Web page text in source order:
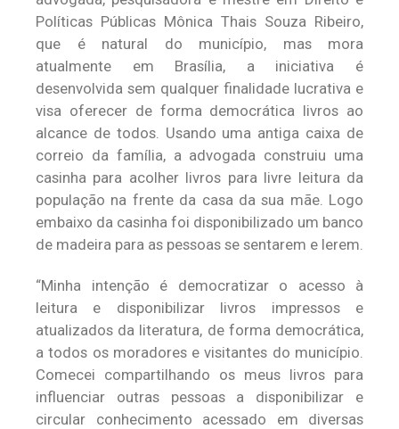
Políticas Públicas Mônica Thais Souza Ribeiro,
que é natural do município, mas mora
atualmente em Brasília, a iniciativa é
desenvolvida sem qualquer finalidade lucrativa e
visa oferecer de forma democrática livros ao
alcance de todos. Usando uma antiga caixa de
correio da família, a advogada construiu uma
casinha para acolher livros para livre leitura da
população na frente da casa da sua mãe. Logo
embaixo da casinha foi disponibilizado um banco
de madeira para as pessoas se sentarem e lerem.
“Minha intenção é democratizar o acesso à
leitura e disponibilizar livros impressos e
atualizados da literatura, de forma democrática,
a todos os moradores e visitantes do município.
Comecei compartilhando os meus livros para
influenciar outras pessoas a disponibilizar e
circular conhecimento acessado em diversas